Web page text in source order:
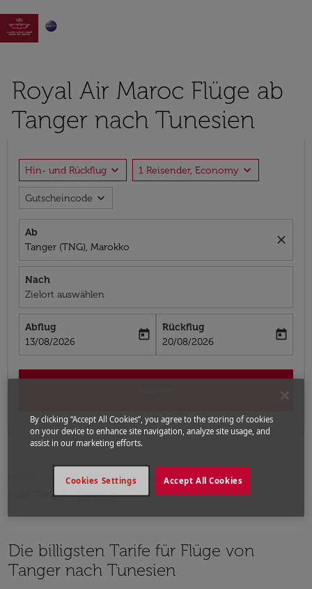

Royal Air Maroc Flüge ab
Tanger nach Tunesien
Hin- und Rückflug expand_more 1 Reisender, Economy expand_more
Gutscheincode expand_more
Ab
Tanger (TNG), Marokko
close
Nach
Zielort auswählen
Abflug
fc-booking-departure-date-aria-label
13/08/2026
today
Rückflug
fc-booking-return-date-aria-label
20/08/2026
today
Flüge
Flüge nach Tunesien
Flüge Tanger - Tunesien
Die billigsten Tarife für Flüge von
Tanger nach Tunesien
By clicking “Accept All Cookies”, you agree to the storing of cookies
on your device to enhance site navigation, analyze site usage, and
assist in our marketing efforts.
Accept All Cookies
Cookies Settings